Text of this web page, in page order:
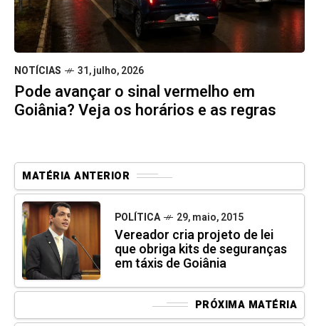
NOTÍCIAS 31, julho, 2026
Pode avançar o sinal vermelho em
Goiânia? Veja os horários e as regras
MATÉRIA ANTERIOR
POLÍTICA 29, maio, 2015
Vereador cria projeto de lei
que obriga kits de seguranças
em táxis de Goiânia
PRÓXIMA MATÉRIA